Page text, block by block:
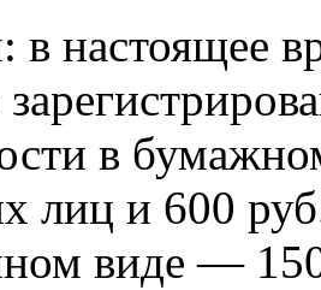
настоящее
в
лиц и 600
виде —